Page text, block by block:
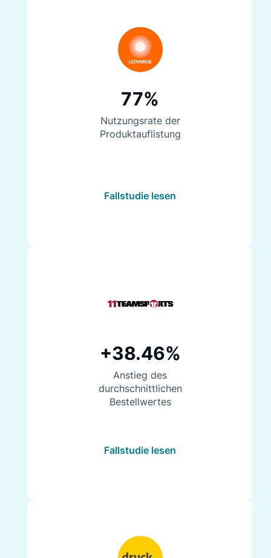
77%
Nutzungsrate der
Produktauflistung
Fallstudie lesen
+38.46%
Anstieg des
durchschnittlichen
Bestellwertes
Fallstudie lesen